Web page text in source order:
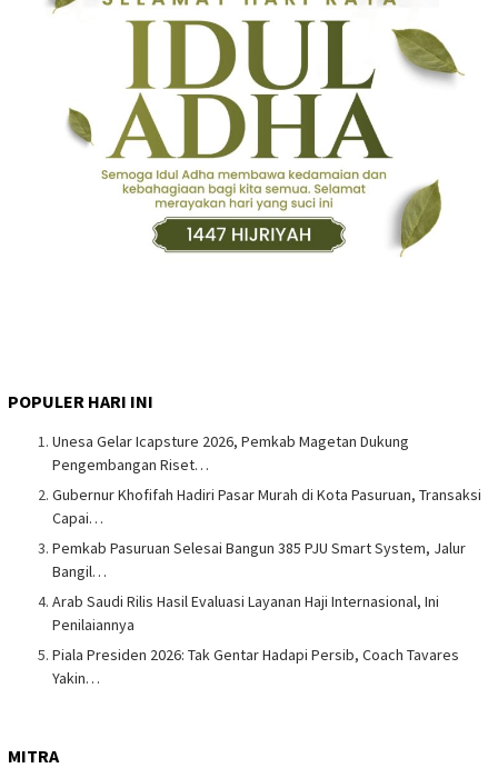
POPULER HARI INI
Unesa Gelar Icapsture 2026, Pemkab Magetan Dukung
Pengembangan Riset…
Gubernur Khofifah Hadiri Pasar Murah di Kota Pasuruan, Transaksi
Capai…
Pemkab Pasuruan Selesai Bangun 385 PJU Smart System, Jalur
Bangil…
Arab Saudi Rilis Hasil Evaluasi Layanan Haji Internasional, Ini
Penilaiannya
Piala Presiden 2026: Tak Gentar Hadapi Persib, Coach Tavares
Yakin…
MITRA